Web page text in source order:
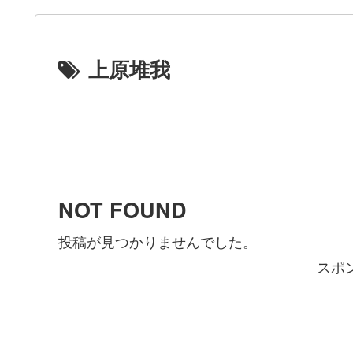
上原堆我
NOT FOUND
投稿が見つかりませんでした。
スポ